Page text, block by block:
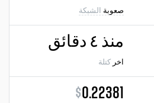
صعوبة الشبكة
منذ ٤ دقائق
اخر كتلة
0.22381
$